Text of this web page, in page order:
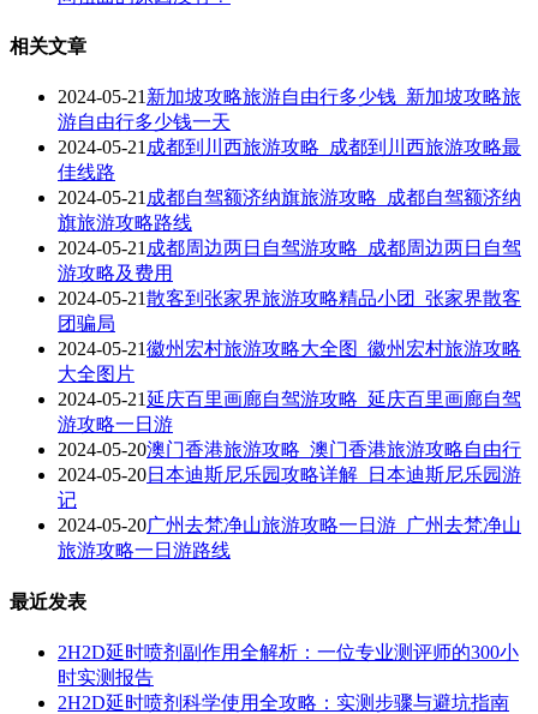
相关文章
2024-05-21 新加坡攻略旅游自由行多少钱_新加坡攻略旅
游自由行多少钱一天
2024-05-21 成都到川西旅游攻略_成都到川西旅游攻略最
佳线路
2024-05-21 成都自驾额济纳旗旅游攻略_成都自驾额济纳
旗旅游攻略路线
2024-05-21 成都周边两日自驾游攻略_成都周边两日自驾
游攻略及费用
2024-05-21散客到张家界旅游攻略精品小团_张家界散客
团骗局
2024-05-21徽州宏村旅游攻略大全图_徽州宏村旅游攻略
大全图片
2024-05-21延庆百里画廊自驾游攻略_延庆百里画廊自驾
游攻略一日游
2024-05-20澳门香港旅游攻略_澳门香港旅游攻略自由行
2024-05-20日本迪斯尼乐园攻略详解_日本迪斯尼乐园游
记
2024-05-20广州去梵净山旅游攻略一日游_广州去梵净山
旅游攻略一日游路线
最近发表
2H2D延时喷剂副作用全解析：一位专业测评师的300小
时实测报告
2H2D延时喷剂科学使用全攻略：实测步骤与避坑指南